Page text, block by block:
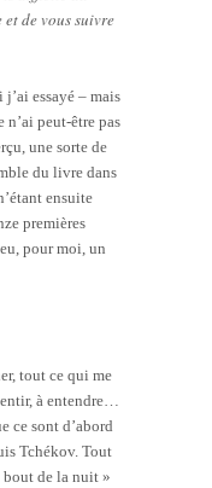
de vous suivre
j’ai essayé – mais
n’ai peut-être pas
une sorte de
du livre dans
ensuite
premières
pour moi, un
tout ce qui me
à entendre…
ce sont d’abord
Tchékov. Tout
bout de la nuit »